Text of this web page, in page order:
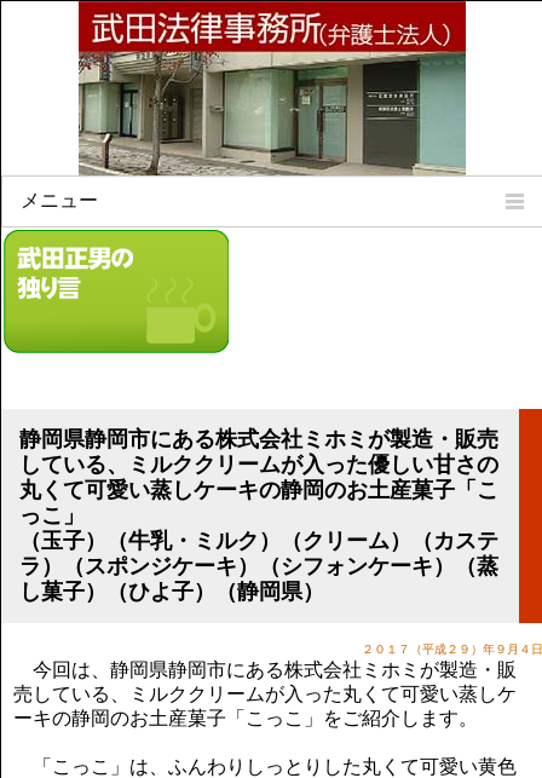
メニュー
Home
所属弁護士
法律相談案内
リンク集
顧問契約について
講演のご案内
気をつけたい法律のポイント
武田正男の独り言
静岡県静岡市にある株式会社ミホミが製造・販売
している、ミルククリームが入った優しい甘さの
丸くて可愛い蒸しケーキの静岡のお土産菓子「こ
っこ」
（玉子）（牛乳・ミルク）（クリーム）（カステ
ラ）（スポンジケーキ）（シフォンケーキ）（蒸
し菓子）（ひよ子）（静岡県）
２０１７（平成２９）年９月４日
今回は、静岡県静岡市にある株式会社ミホミが製造・販
売している、ミルククリームが入った丸くて可愛い蒸しケ
ーキの静岡のお土産菓子「こっこ」をご紹介します。
「こっこ」は、ふんわりしっとりした丸くて可愛い黄色